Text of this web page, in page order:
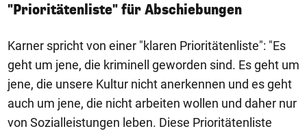
"Prioritätenliste" für Abschiebungen
Karner spricht von einer "klaren Prioritätenliste": "Es
geht um jene, die kriminell geworden sind. Es geht um
jene, die unsere Kultur nicht anerkennen und es geht
auch um jene, die nicht arbeiten wollen und daher nur
von Sozialleistungen leben. Diese Prioritätenliste